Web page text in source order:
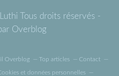
Tous droits réservés -
Overblog
Overblog Top articles Contact
et données personnelles